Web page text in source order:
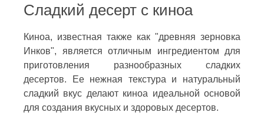
Сладкий десерт с киноа
Киноа, известная также как "древняя зерновка
Инков", является отличным ингредиентом для
приготовления разнообразных сладких
десертов. Ее нежная текстура и натуральный
сладкий вкус делают киноа идеальной основой
для создания вкусных и здоровых десертов.